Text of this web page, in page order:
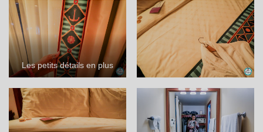
Les petits détails en plus